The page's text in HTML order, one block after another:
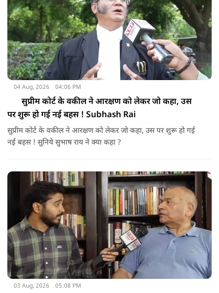
04 Aug, 2026 04:06 PM
सुप्रीम कोर्ट के वकील ने आरक्षण को लेकर जो कहा, उस
पर शुरू हो गई नई बहस ! Subhash Rai
सुप्रीम कोर्ट के वकील ने आरक्षण को लेकर जो कहा, उस पर शुरू हो गई
नई बहस ! सुनिये सुभाष राय ने क्या कहा ?
03 Aug, 2026 05:08 PM